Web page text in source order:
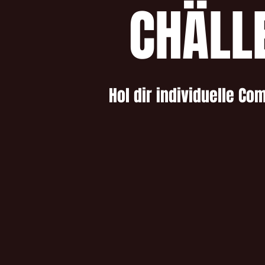
Hol dir individuelle